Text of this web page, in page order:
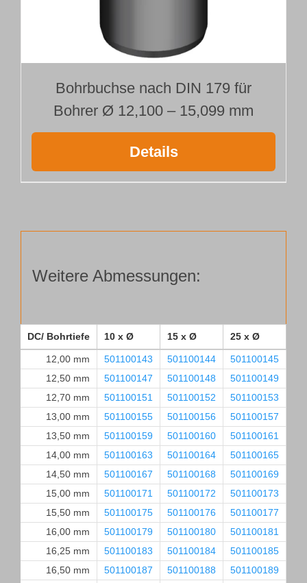
Bohrbuchse nach DIN 179 für
Bohrer Ø 12,100 – 15,099 mm
Details
Weitere Abmessungen:
DC/ Bohrtiefe 10 x Ø 15 x Ø 25 x Ø
12,00 mm 501100143 501100144 501100145
12,50 mm
501100147 501100148 501100149
12,70 mm
501100151 501100152 501100153
13,00 mm
501100155 501100156 501100157
13,50 mm
501100159 501100160 501100161
14,00 mm
501100163 501100164 501100165
14,50 mm
501100167 501100168 501100169
15,00 mm
501100171 501100172 501100173
15,50 mm
501100175 501100176 501100177
16,00 mm
501100179 501100180 501100181
16,25 mm
501100183 501100184 501100185
16,50 mm
501100187 501100188 501100189